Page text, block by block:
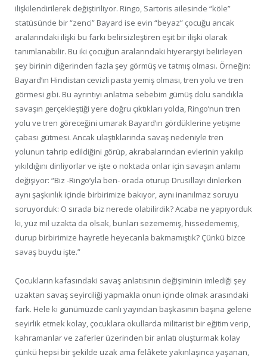
ilişkilendirilerek değiştiriliyor. Ringo, Sartoris ailesinde “köle”
statüsünde bir “zenci” Bayard ise evin “beyaz” çocuğu ancak
aralarındaki ilişki bu farkı belirsizleştiren eşit bir ilişki olarak
tanımlanabilir. Bu iki çocuğun aralarındaki hiyerarşiyi belirleyen
şey birinin diğerinden fazla şey görmüş ve tatmış olması. Örneğin:
Bayard’ın Hindistan cevizli pasta yemiş olması, tren yolu ve tren
görmesi gibi. Bu ayrıntıyı anlatma sebebim gümüş dolu sandıkla
savaşın gerçekleştiği yere doğru çıktıkları yolda, Ringo’nun tren
yolu ve tren göreceğini umarak Bayard’ın gördüklerine yetişme
çabası gütmesi. Ancak ulaştıklarında savaş nedeniyle tren
yolunun tahrip edildiğini görüp, akrabalarından evlerinin yakılıp
yıkıldığını dinliyorlar ve işte o noktada onlar için savaşın anlamı
değişiyor: “Biz -Ringo’yla ben- orada oturup Drusillayı dinlerken
aynı şaşkınlık içinde birbirimize bakıyor, aynı inanılmaz soruyu
soruyorduk: O sırada biz nerede olabilirdik? Acaba ne yapıyorduk
ki, yüz mil uzakta da olsak, bunları sezememiş, hissedememiş,
durup birbirimize hayretle heyecanla bakmamıştık? Çünkü bizce
savaş buydu işte.”
Çocukların kafasındaki savaş anlatısının değişiminin imlediği şey
uzaktan savaş seyirciliği yapmakla onun içinde olmak arasındaki
fark. Hele ki günümüzde canlı yayından başkasının başına gelene
seyirlik etmek kolay, çocuklara okullarda militarist bir eğitim verip,
kahramanlar ve zaferler üzerinden bir anlatı oluşturmak kolay
çünkü hepsi bir şekilde uzak ama felâkete yakınlaşınca yaşanan,